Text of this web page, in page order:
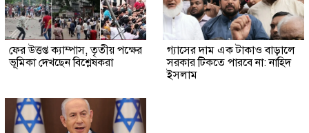
ফের উত্তপ্ত ক্যাম্পাস, তৃতীয় পক্ষের
ভূমিকা দেখছেন বিশ্লেষকরা
গ্যাসের দাম এক টাকাও বাড়ালে
সরকার টিকতে পারবে না: নাহিদ
ইসলাম